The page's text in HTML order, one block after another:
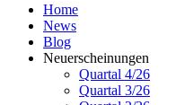
Home
News
Blog
Neuerscheinungen
Quartal 4/26
Quartal 3/26